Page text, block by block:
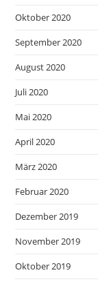
Oktober 2020
September 2020
August 2020
Juli 2020
Mai 2020
April 2020
März 2020
Februar 2020
Dezember 2019
November 2019
Oktober 2019